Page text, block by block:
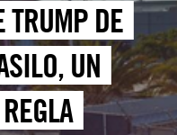
TRUMP DE
UN